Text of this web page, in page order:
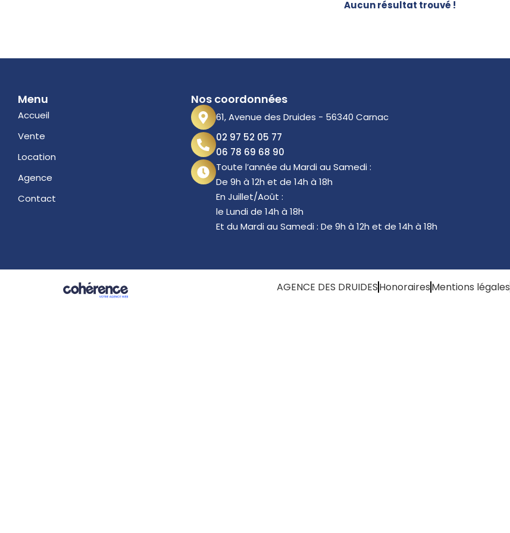
Aucun résultat trouvé !
Menu
Accueil
Vente
Location
Agence
Contact
Nos coordonnées
61, Avenue des Druides - 56340 Carnac
02 97 52 05 77
06 78 69 68 90
Toute l’année du Mardi au Samedi :
De 9h à 12h et de 14h à 18h
En Juillet/Août :
le Lundi de 14h à 18h
Et du Mardi au Samedi : De 9h à 12h et de 14h à 18h
AGENCE DES DRUIDESHonorairesMentions légales